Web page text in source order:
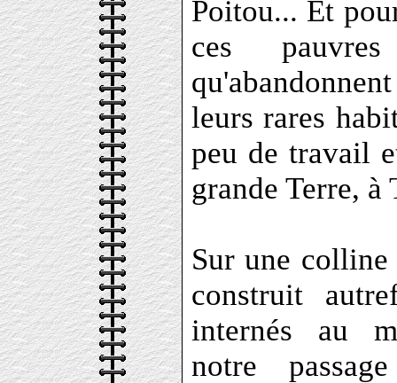
Poitou... Et
ces
leurs rares
peu de travail
grande Terre,
Sur une
construit
internés au
notre